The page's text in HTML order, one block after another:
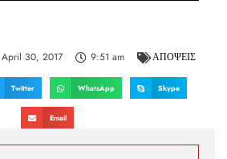
April 30, 2017 9:51 am ΑΠΟΨΕΙΣ
Twitter WhatsApp Skype
Email